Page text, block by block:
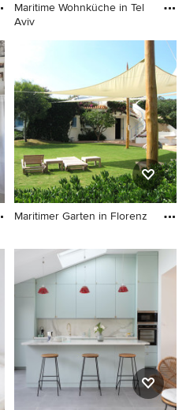
Maritime Wohnküche in Tel
Aviv
Maritime Wohnküche in Tel
Maritimer Garten in Florenz